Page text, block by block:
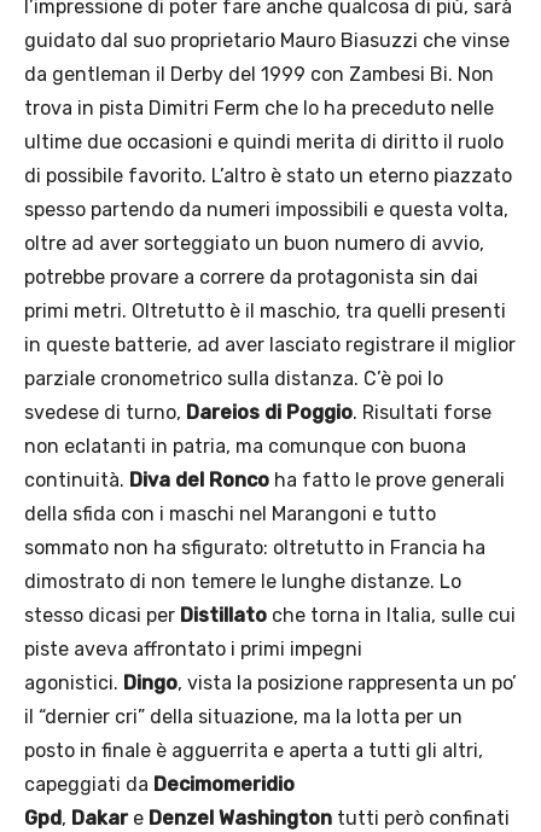
l’impressione di poter fare anche qualcosa di più, sarà
guidato dal suo proprietario Mauro Biasuzzi che vinse
da gentleman il Derby del 1999 con Zambesi Bi. Non
trova in pista Dimitri Ferm che lo ha preceduto nelle
ultime due occasioni e quindi merita di diritto il ruolo
di possibile favorito. L’altro è stato un eterno piazzato
spesso partendo da numeri impossibili e questa volta,
oltre ad aver sorteggiato un buon numero di avvio,
potrebbe provare a correre da protagonista sin dai
primi metri. Oltretutto è il maschio, tra quelli presenti
in queste batterie, ad aver lasciato registrare il miglior
parziale cronometrico sulla distanza. C’è poi lo
svedese di turno, Dareios di Poggio. Risultati forse
non eclatanti in patria, ma comunque con buona
continuità. Diva del Ronco ha fatto le prove generali
della sfida con i maschi nel Marangoni e tutto
sommato non ha sfigurato: oltretutto in Francia ha
dimostrato di non temere le lunghe distanze. Lo
stesso dicasi per Distillato che torna in Italia, sulle cui
piste aveva affrontato i primi impegni
agonistici. Dingo, vista la posizione rappresenta un po’
il “dernier cri” della situazione, ma la lotta per un
posto in finale è agguerrita e aperta a tutti gli altri,
capeggiati da Decimomeridio
Gpd, Dakare Denzel Washington tutti però confinati